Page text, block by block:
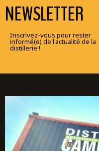
NEWSLETTER
Inscrivez-vous pour rester
informé(e) de l'actualité de la
distillerie !